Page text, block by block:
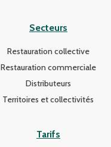
Secteurs
Restauration collective
Restauration commerciale
Distributeurs
Territoires et collectivités
Tarifs